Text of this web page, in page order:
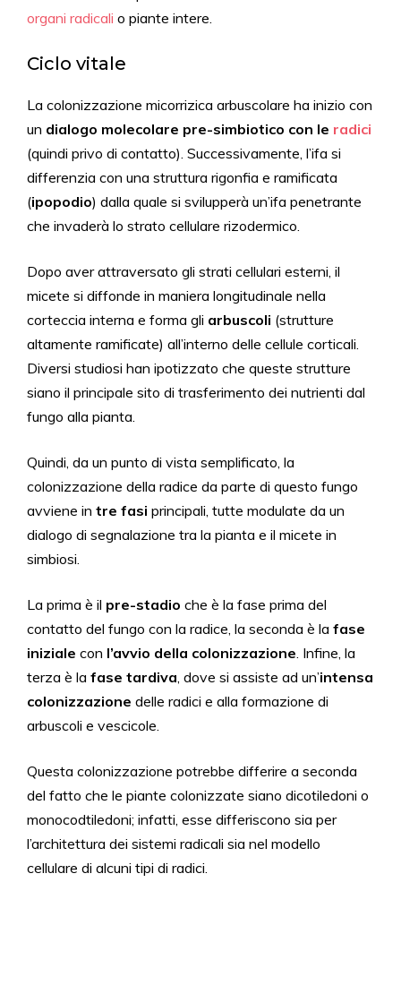
organi radicali o piante intere.
Ciclo vitale
La colonizzazione micorrizica arbuscolare ha inizio con
un dialogo molecolare pre-simbiotico con le radici
(quindi privo di contatto). Successivamente, l’ifa si
differenzia con una struttura rigonfia e ramificata
(ipopodio) dalla quale si svilupperà un’ifa penetrante
che invaderà lo strato cellulare rizodermico.
Dopo aver attraversato gli strati cellulari esterni, il
micete si diffonde in maniera longitudinale nella
corteccia interna e forma gli arbuscoli (strutture
altamente ramificate) all’interno delle cellule corticali.
Diversi studiosi han ipotizzato che queste strutture
siano il principale sito di trasferimento dei nutrienti dal
fungo alla pianta.
Quindi, da un punto di vista semplificato, la
colonizzazione della radice da parte di questo fungo
avviene in tre fasi principali, tutte modulate da un
dialogo di segnalazione tra la pianta e il micete in
simbiosi.
La prima è il pre-stadio che è la fase prima del
contatto del fungo con la radice, la seconda è la fase
iniziale con l’avvio della colonizzazione. Infine, la
terza è la fase tardiva, dove si assiste ad un’intensa
colonizzazione delle radici e alla formazione di
arbuscoli e vescicole.
Questa colonizzazione potrebbe differire a seconda
del fatto che le piante colonizzate siano dicotiledoni o
monocodtiledoni; infatti, esse differiscono sia per
l’architettura dei sistemi radicali sia nel modello
cellulare di alcuni tipi di radici.